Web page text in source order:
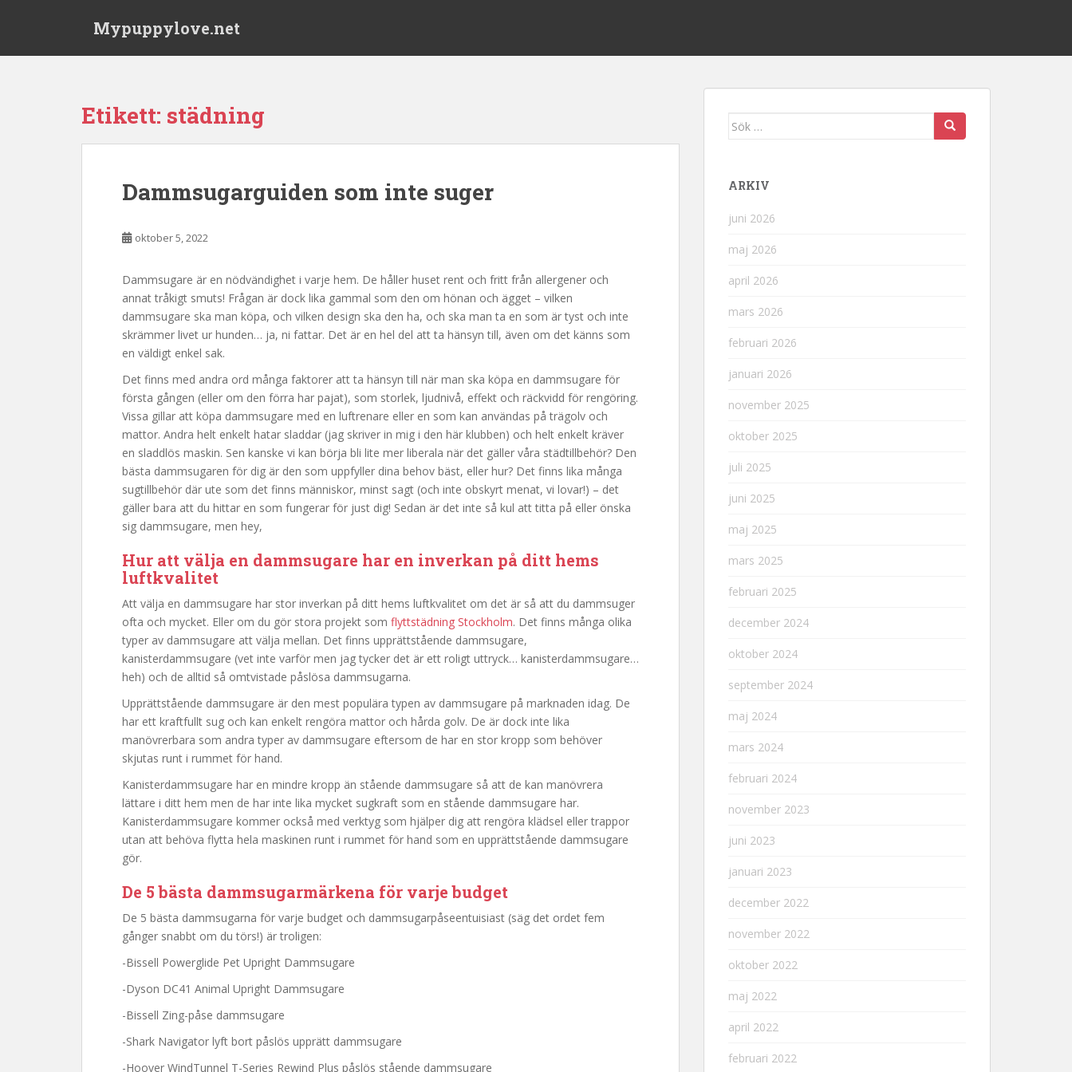
Mypuppylove.net
Etikett: städning
Dammsugarguiden som inte suger
oktober 5, 2022
Dammsugare är en nödvändighet i varje hem. De håller huset rent och fritt från allergener och
annat tråkigt smuts! Frågan är dock lika gammal som den om hönan och ägget – vilken
dammsugare ska man köpa, och vilken design ska den ha, och ska man ta en som är tyst och inte
skrämmer livet ur hunden… ja, ni fattar. Det är en hel del att ta hänsyn till, även om det känns som
en väldigt enkel sak.
Det finns med andra ord många faktorer att ta hänsyn till när man ska köpa en dammsugare för
första gången (eller om den förra har pajat), som storlek, ljudnivå, effekt och räckvidd för rengöring.
Vissa gillar att köpa dammsugare med en luftrenare eller en som kan användas på trägolv och
mattor. Andra helt enkelt hatar sladdar (jag skriver in mig i den här klubben) och helt enkelt kräver
en sladdlös maskin. Sen kanske vi kan börja bli lite mer liberala när det gäller våra städtillbehör? Den
bästa dammsugaren för dig är den som uppfyller dina behov bäst, eller hur? Det finns lika många
sugtillbehör där ute som det finns människor, minst sagt (och inte obskyrt menat, vi lovar!) – det
gäller bara att du hittar en som fungerar för just dig! Sedan är det inte så kul att titta på eller önska
sig dammsugare, men hey,
Hur att välja en dammsugare har en inverkan på ditt hems
luftkvalitet
Att välja en dammsugare har stor inverkan på ditt hems luftkvalitet om det är så att du dammsuger
ofta och mycket. Eller om du gör stora projekt som flyttstädning Stockholm. Det finns många olika
typer av dammsugare att välja mellan. Det finns upprättstående dammsugare,
kanisterdammsugare (vet inte varför men jag tycker det är ett roligt uttryck… kanisterdammsugare…
heh) och de alltid så omtvistade påslösa dammsugarna.
Upprättstående dammsugare är den mest populära typen av dammsugare på marknaden idag. De
har ett kraftfullt sug och kan enkelt rengöra mattor och hårda golv. De är dock inte lika
manövrerbara som andra typer av dammsugare eftersom de har en stor kropp som behöver
skjutas runt i rummet för hand.
Kanisterdammsugare har en mindre kropp än stående dammsugare så att de kan manövrera
lättare i ditt hem men de har inte lika mycket sugkraft som en stående dammsugare har.
Kanisterdammsugare kommer också med verktyg som hjälper dig att rengöra klädsel eller trappor
utan att behöva flytta hela maskinen runt i rummet för hand som en upprättstående dammsugare
gör.
De 5 bästa dammsugarmärkena för varje budget
De 5 bästa dammsugarna för varje budget och dammsugarpåseentuisiast (säg det ordet fem
gånger snabbt om du törs!) är troligen:
-Bissell Powerglide Pet Upright Dammsugare
-Dyson DC41 Animal Upright Dammsugare
-Bissell Zing-påse dammsugare
-Shark Navigator lyft bort påslös upprätt dammsugare
-Hoover WindTunnel T-Series Rewind Plus påslös stående dammsugare
Sök
ARKIV
juni 2026
maj 2026
april 2026
mars 2026
februari 2026
januari 2026
november 2025
oktober 2025
juli 2025
juni 2025
maj 2025
mars 2025
februari 2025
december 2024
oktober 2024
september 2024
maj 2024
mars 2024
februari 2024
november 2023
juni 2023
januari 2023
december 2022
november 2022
oktober 2022
maj 2022
april 2022
februari 2022